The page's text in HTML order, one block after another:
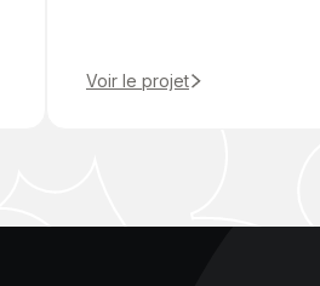
Voir le projet